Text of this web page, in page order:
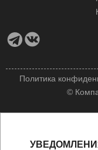
©
Политика